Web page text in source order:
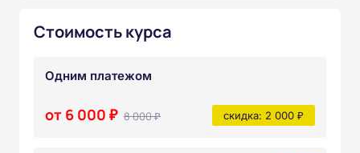
Стоимость курса
Одним платежом
от 6 000 ₽ 8 000 ₽ скидка: 2 000 ₽